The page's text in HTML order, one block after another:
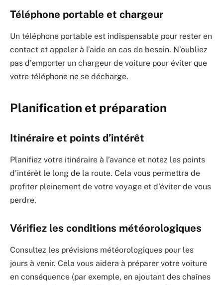
Téléphone portable et chargeur
Un téléphone portable est indispensable pour rester en
contact et appeler à l’aide en cas de besoin. N’oubliez
pas d’emporter un chargeur de voiture pour éviter que
votre téléphone ne se décharge.
Planification et préparation
Itinéraire et points d’intérêt
Planifiez votre itinéraire à l’avance et notez les points
d’intérêt le long de la route. Cela vous permettra de
profiter pleinement de votre voyage et d’éviter de vous
perdre.
Vérifiez les conditions météorologiques
Consultez les prévisions météorologiques pour les
jours à venir. Cela vous aidera à préparer votre voiture
en conséquence (par exemple, en ajoutant des chaînes